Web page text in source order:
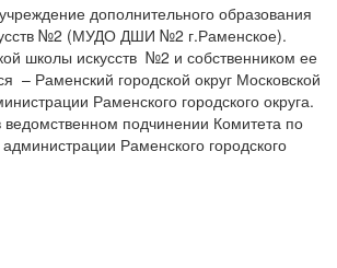
дополнительного образования
№2 (МУДО ДШИ №2 г.Раменское).
школы искусств №2 и собственником ее
– Раменский городской округ Московской
Раменского городского округа.
подчинении Комитета по
администрации Раменского городского